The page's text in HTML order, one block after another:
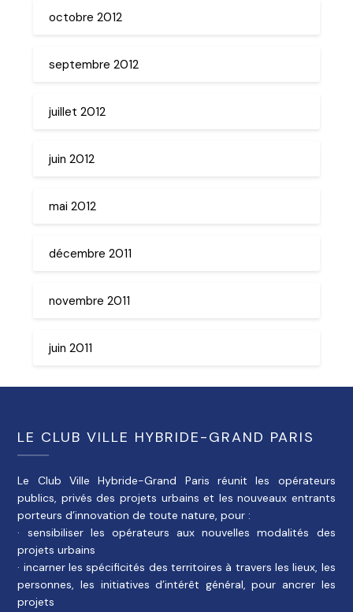
octobre 2012
septembre 2012
juillet 2012
juin 2012
mai 2012
décembre 2011
novembre 2011
juin 2011
LE CLUB VILLE HYBRIDE-GRAND PARIS
Le Club Ville Hybride-Grand Paris réunit les opérateurs
publics, privés des projets urbains et les nouveaux entrants
porteurs d’innovation de toute nature, pour :
· sensibiliser les opérateurs aux nouvelles modalités des
projets urbains
· incarner les spécificités des territoires à travers les lieux, les
personnes, les initiatives d’intérêt général, pour ancrer les
projets